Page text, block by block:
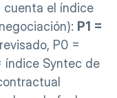
cuenta el índice
P1 =
P0 =
índice Syntec de